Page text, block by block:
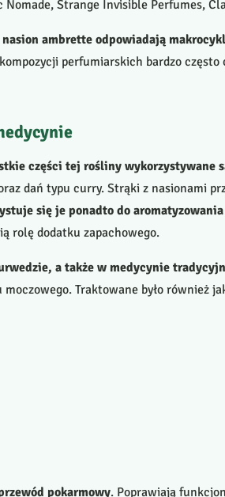
Strange Invisible Perfumes,
ambrette odpowiadają
perfumiarskich bardzo
części tej rośliny
dań typu curry. Strąki z nasionami
się je ponadto do
rolę dodatku zapachowego.
a także w medycynie
Traktowane było również
pokarmowy. Poprawiają